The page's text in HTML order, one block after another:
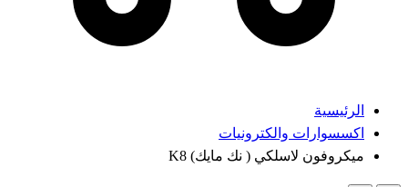
الرئيسية
اكسسوارات والكترونيات
ميكروفون لاسلكي ( نك مايك) K8